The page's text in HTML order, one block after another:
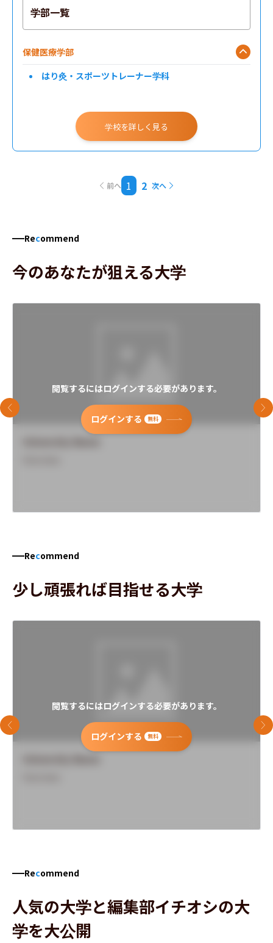
学部一覧
保健医療学部
はり灸・スポーツトレーナー学科
学校を詳しく見る
前へ 1 2 次へ
Recommend
今のあなたが狙える大学
閲覧するにはログインする必要があります。
ログインする 無料
前のスライド 次
Recommend
少し頑張れば目指せる大学
閲覧するにはログインする必要があります。
ログインする 無料
前のスライド 次
Recommend
人気の大学と編集部イチオシの大
学を大公開